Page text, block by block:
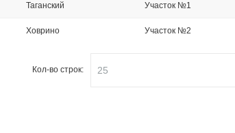
Таганский Участок №1
Ховрино Участок №2
Кол-во строк: